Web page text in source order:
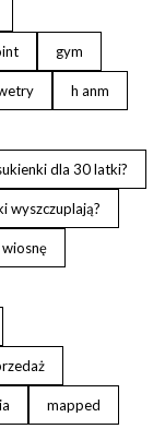
gym
h anm
dla 30 latki?
wyszczuplają?
mapped